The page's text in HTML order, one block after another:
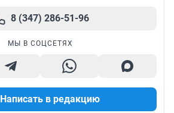
8 (347) 286-51-96
МЫ В СОЦСЕТЯХ
Написать в редакцию